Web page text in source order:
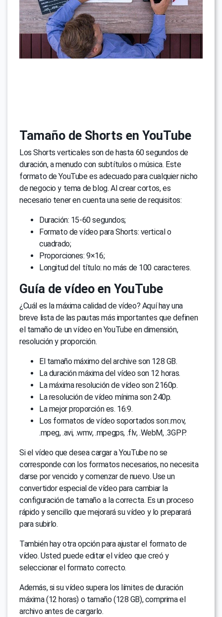
Tamaño de Shorts en YouTube
Los Shorts verticales son de hasta 60 segundos de
duración, a menudo con subtítulos o música. Este
formato de YouTube es adecuado para cualquier nicho
de negocio y tema de blog. Al crear cortos, es
necesario tener en cuenta una serie de requisitos:
Duración: 15-60 segundos;
Formato de vídeo para Shorts: vertical o
cuadrado;
Proporciones: 9×16;
Longitud del título: no más de 100 caracteres.
Guía de vídeo en YouTube
¿Cuál es la máxima calidad de vídeo? Aquí hay una
breve lista de las pautas más importantes que definen
el tamaño de un vídeo en YouTube en dimensión,
resolución y proporción.
El tamaño máximo del archive son 128 GB.
La duración máxima del vídeo son 12 horas.
La máxima resolución de vídeo son 2160p.
La resolución de vídeo mínima son 240p.
La mejor proporción es. 16:9.
Los formatos de vídeo soportados son:.mov,
.mpeg, .avi, .wmv, .mpegps, .flv, .WebM, .3GPP.
Si el vídeo que desea cargar a YouTube no se
corresponde con los formatos necesarios, no necesita
darse por vencido y comenzar de nuevo. Use un
convertidor especial de vídeo para cambiar la
configuración de tamaño a la correcta. Es un proceso
rápido y sencillo que mejorará su vídeo y lo preparará
para subirlo.
También hay otra opción para ajustar el formato de
vídeo. Usted puede editar el vídeo que creó y
seleccionar el formato correcto.
Además, si su vídeo supera los límites de duración
máxima (12 horas) o tamaño (128 GB), comprima el
archivo antes de cargarlo.